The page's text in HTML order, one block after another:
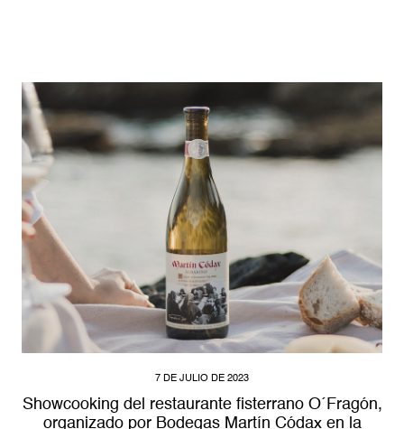
7 DE JULIO DE 2023
Showcooking del restaurante fisterrano O´Fragón,
organizado por Bodegas Martín Códax en la